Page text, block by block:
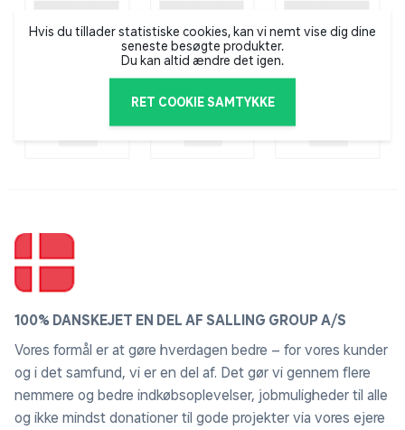
Hvis du tillader statistiske cookies, kan vi nemt vise dig dine
seneste besøgte produkter.
Du kan altid ændre det igen.
RET COOKIE SAMTYKKE
100% DANSKEJET EN DEL AF SALLING GROUP A/S
Vores formål er at gøre hverdagen bedre – for vores kunder
og i det samfund, vi er en del af. Det gør vi gennem flere
nemmere og bedre indkøbsoplevelser, jobmuligheder til alle
og ikke mindst donationer til gode projekter via vores ejere